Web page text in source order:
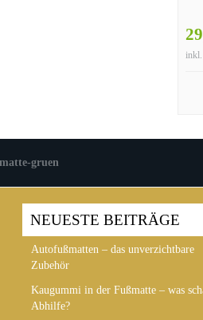
inkl.
gruen
NEUESTE BEITRÄGE
Autofußmatten – das unverzichtbare
Zubehör
Kaugummi in der Fußmatte – was
Abhilfe?